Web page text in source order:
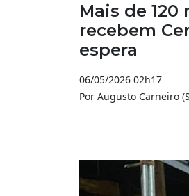
Mais de
recebem
espera
06/05/2026 02h17
Por Augusto Carneiro